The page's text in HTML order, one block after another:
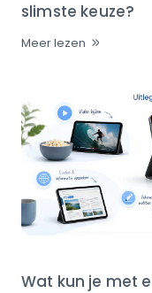
slimste keuze?
Meer lezen
Wat kun je met